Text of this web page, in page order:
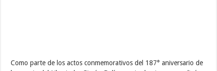
Como parte de los actos conmemorativos del 187° aniversario de